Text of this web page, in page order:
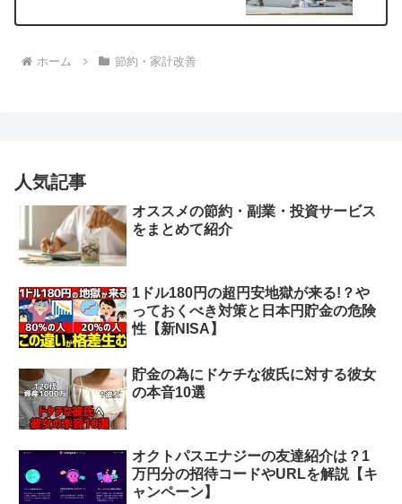
ホーム 節約・家計改善
人気記事
オススメの節約・副業・投資サービス
をまとめて紹介
1ドル180円の超円安地獄が来る!？や
っておくべき対策と日本円貯金の危険
性【新NISA】
貯金の為にドケチな彼氏に対する彼女
の本音10選
オクトパスエナジーの友達紹介は？1
万円分の招待コードやURLを解説【キ
ャンペーン】